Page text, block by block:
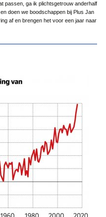
passen, ga ik plichtsgetrouw anderhalf
doen we boodschappen bij Plus Jan
af en brengen het voor een jaar naar